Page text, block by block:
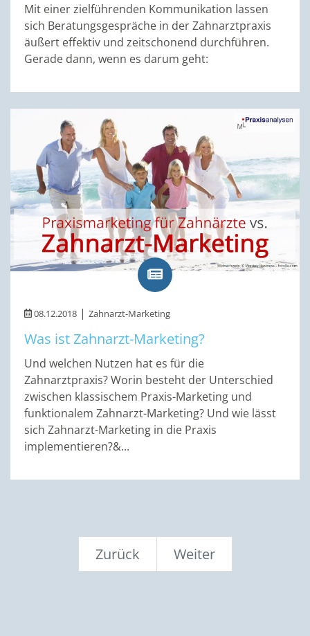
Mit einer zielführenden Kommunikation lassen
sich Beratungsgespräche in der Zahnarztpraxis
äußert effektiv und zeitschonend durchführen.
Gerade dann, wenn es darum geht:
08.12.2018 |Zahnarzt-Marketing
Was ist Zahnarzt-Marketing?
Und welchen Nutzen hat es für die
Zahnarztpraxis? Worin besteht der Unterschied
zwischen klassischem Praxis-Marketing und
funktionalem Zahnarzt-Marketing? Und wie lässt
sich Zahnarzt-Marketing in die Praxis
implementieren?&...
Zurück Weiter